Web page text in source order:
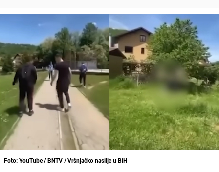
Foto: YouTube / BNTV / Vršnjačko nasilje u BiH